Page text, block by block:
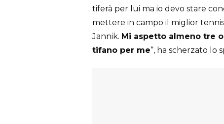
tiferà per lui ma io devo stare
mettere in campo il miglior
Jannik. Mi aspetto almeno tre
tifano per me“, ha scherzato lo